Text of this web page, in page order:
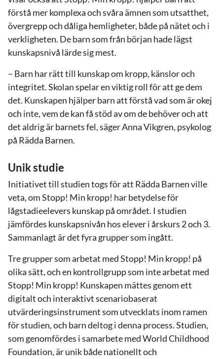
förstå mer komplexa och svåra ämnen som utsatthet,
övergrepp och dåliga hemligheter, både på nätet och i
verkligheten. De barn som från början hade lägst
kunskapsnivå lärde sig mest.
– Barn har rätt till kunskap om kropp, känslor och
integritet. Skolan spelar en viktig roll för att ge dem
det. Kunskapen hjälper barn att förstå vad som är okej
och inte, vem de kan få stöd av om de behöver och att
det aldrig är barnets fel, säger Anna Vikgren, psykolog
på Rädda Barnen.
Unik studie
Initiativet till studien togs för att Rädda Barnen ville
veta, om Stopp! Min kropp! har betydelse för
lågstadieelevers kunskap på området. I studien
jämfördes kunskapsnivån hos elever i årskurs 2 och 3.
Sammanlagt är det fyra grupper som ingått.
Tre grupper som arbetat med Stopp! Min kropp! på
olika sätt, och en kontrollgrupp som inte arbetat med
Stopp! Min kropp! Kunskapen mättes genom ett
digitalt och interaktivt scenariobaserat
utvärderingsinstrument som utvecklats inom ramen
för studien, och barn deltog i denna process. Studien,
som genomfördes i samarbete med World Childhood
Foundation, är unik både nationellt och